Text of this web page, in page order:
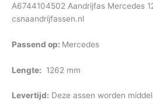
A6744104502 Aandrijfas Mercedes
csnaandrijfassen.nl
Passend op: Mercedes
Lengte: 1262 mm
Levertijd: Deze assen worden